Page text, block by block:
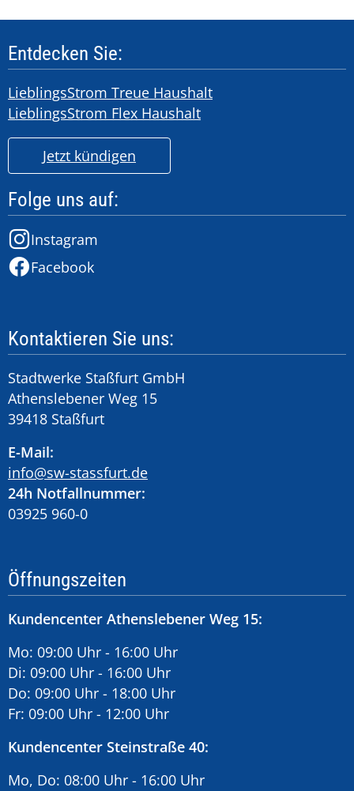
Entdecken Sie:
LieblingsStrom Treue Haushalt
LieblingsStrom Flex Haushalt
Jetzt kündigen
Folge uns auf:
Instagram
Facebook
Kontaktieren Sie uns:
Stadtwerke Staßfurt GmbH
Athenslebener Weg 15
39418 Staßfurt
E-Mail:
info@sw-stassfurt.de
24h Notfallnummer:
03925 960-0
Öffnungszeiten
Kundencenter Athenslebener Weg 15:
Mo: 09:00 Uhr - 16:00 Uhr
Di: 09:00 Uhr - 16:00 Uhr
Do: 09:00 Uhr - 18:00 Uhr
Fr: 09:00 Uhr - 12:00 Uhr
Kundencenter Steinstraße 40:
Mo, Do: 08:00 Uhr - 16:00 Uhr